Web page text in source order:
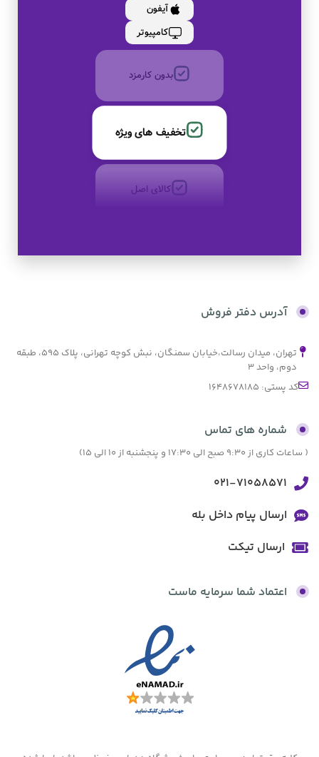
آیفون
کامپیوتر
به صورت اقساط
بدون کارمزد
تخفیف های ویژه
کالای اصل
آدرس دفتر فروش
تهران، میدان رسالت،خیابان سمنگان، نبش کوچه تهرانی، پلاک ۵۹۵، طبقه
دوم، واحد ۳
کد پستی: 1648678185
شماره های تماس
( ساعات کاری از 9:30 صبح الی 17:30 و پنجشنبه از 10 الی 15)
021-71058571
ارسال پیام داخل بله
ارسال تیکت
اعتماد شما سرمایه ماست